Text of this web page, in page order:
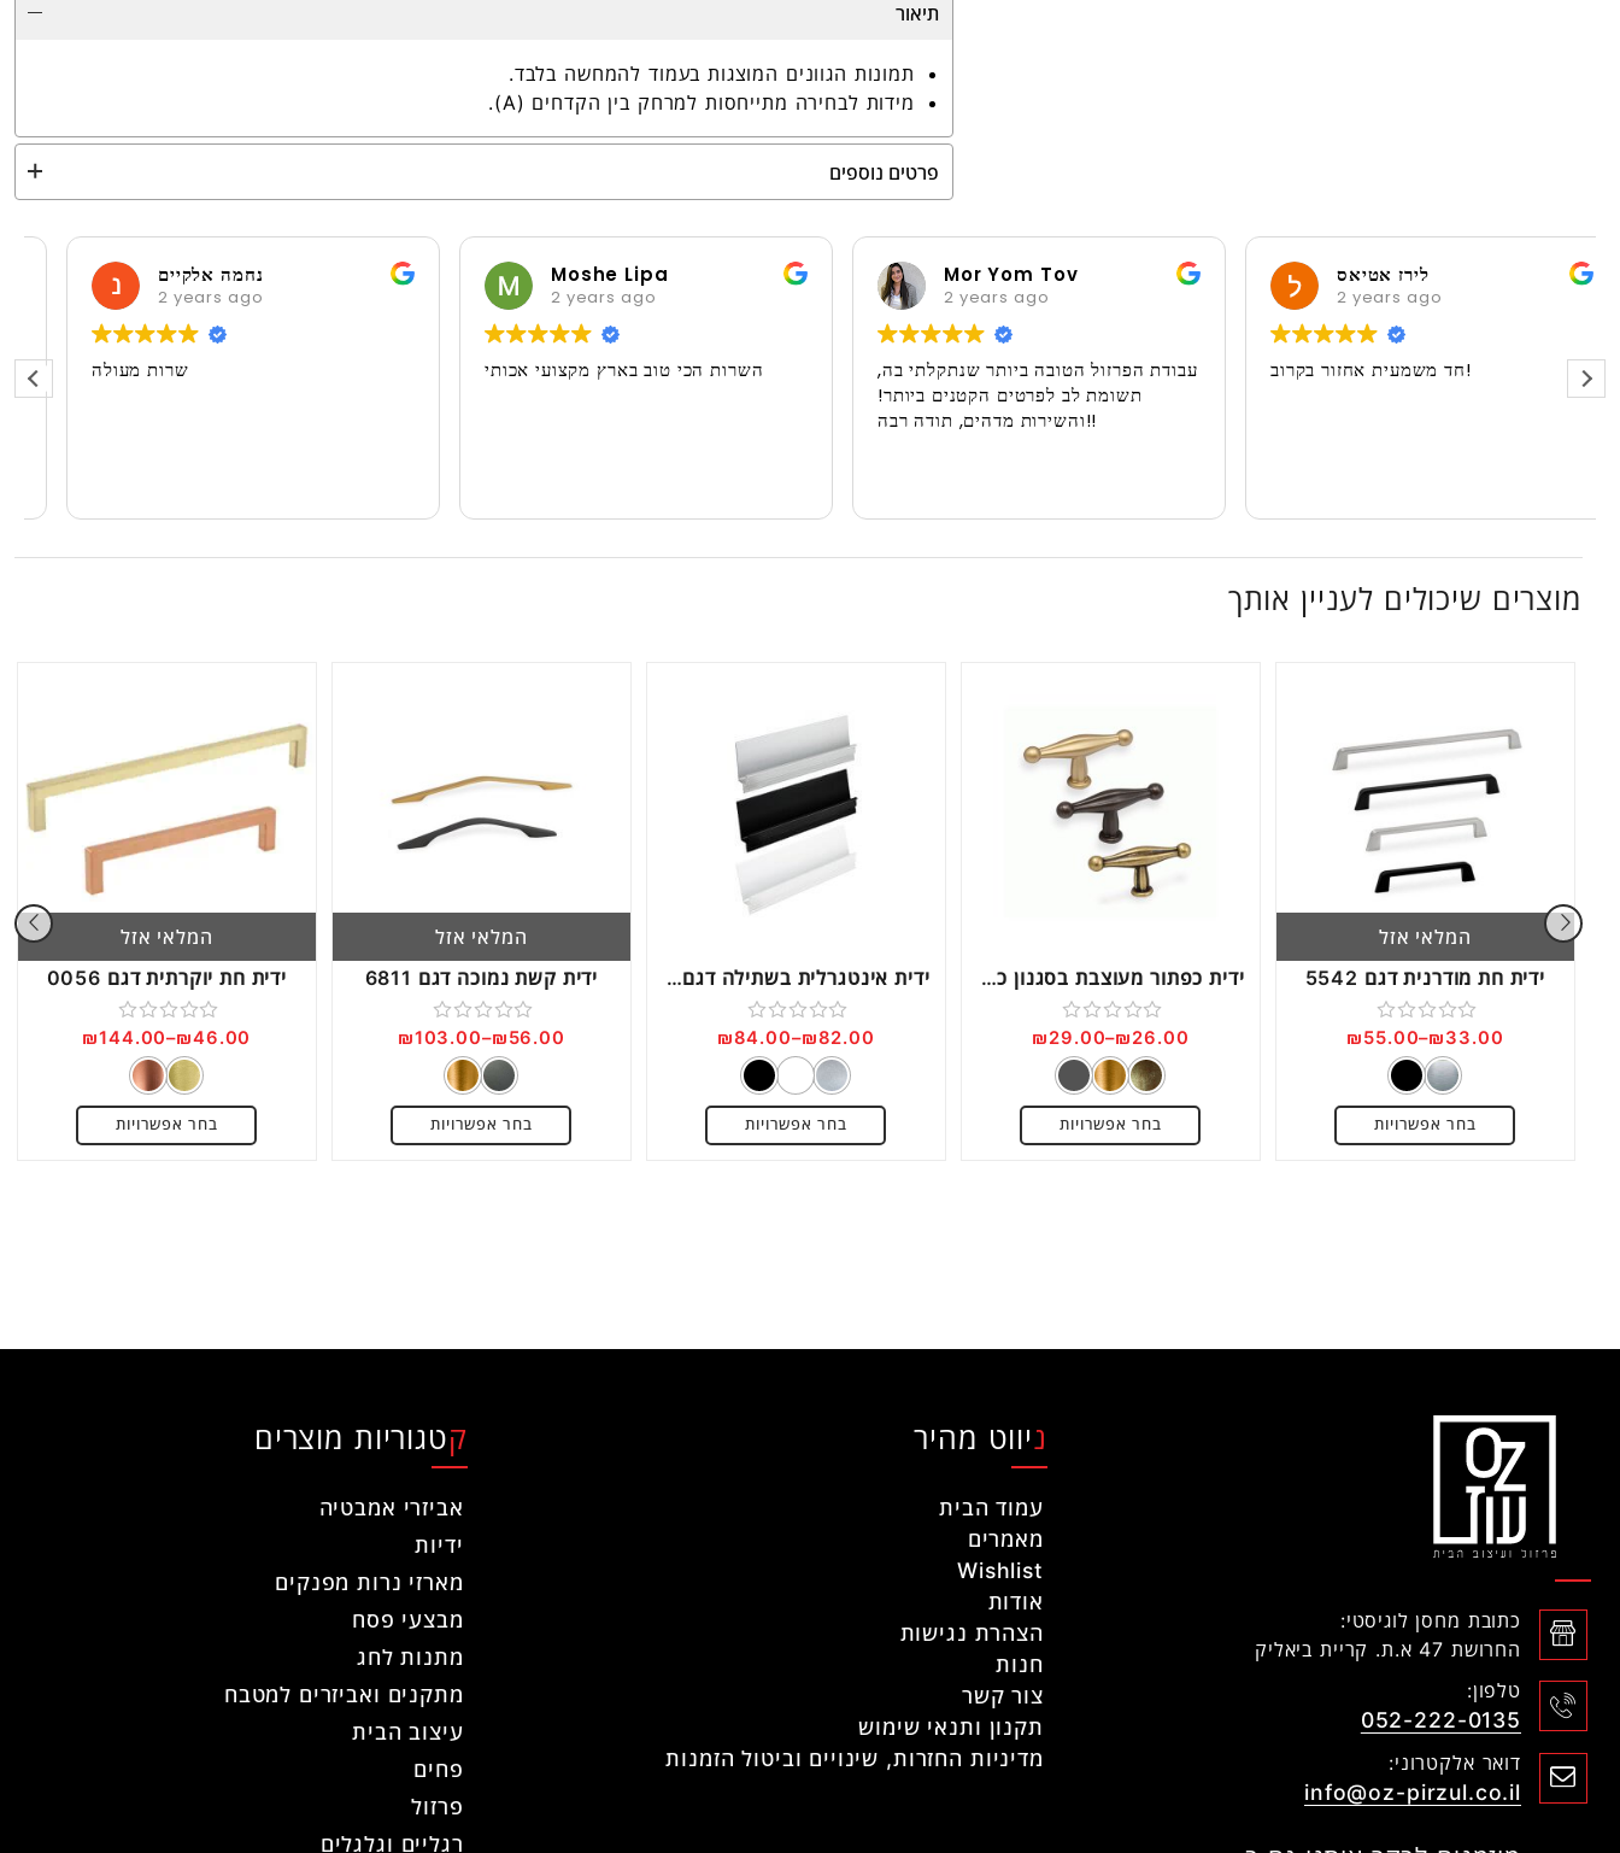
תיאור
תמונות הגוונים המוצגות בעמוד להמחשה בלבד.
מידות לבחירה מתייחסות למרחק בין הקדחים (A).
פרטים נוספים
נחמה אלקיים
2 years ago
שרות מעולה
Moshe Lipa
2 years ago
השרות הכי טוב בארץ מקצועי אכותי
Mor Yom Tov
2 years ago
עבודת הפרזול הטובה ביותר שנתקלתי בה,
תשומת לב לפרטים הקטנים ביותר!
והשירות מדהים, תודה רבה!!
לירז אטיאס
2 years ago
חד משמעית אחזור בקרוב!
מוצרים שיכולים לעניין אותך
המלאי אזל
ידית חת מודרנית דגם 5542
דורג
מתוך
5
₪33.00
–
₪55.00
בחר אפשרויות
ידית כפתור מעוצבת בסגנון כפרי וינטאג’ דגם WP814
דורג
0
מתוך
5
₪26.00
–
₪29.00
בחר אפשרויות
ידית אינטגרלית בשתילה דגם IN1855
דורג
0
מתוך
5
₪82.00
–
₪84.00
בחר אפשרויות
המלאי אזל
ידית קשת נמוכה דגם 6811
דורג
מתוך
5
₪56.00
–
₪103.00
בחר אפשרויות
המלאי אזל
ידית חת יוקרתית דגם 0056
דורג
מתוך
5
₪46.00
–
₪144.00
בחר אפשרויות
כתובת מחסן לוגיסטי:
החרושת 47 א.ת. קריית ביאליק
טלפון:
052-222-0135
דואר אלקטרוני:
info@oz-pirzul.co.il
ניווט מהיר
עמוד הבית
מאמרים
Wishlist
אודות
הצהרת נגישות
חנות
צור קשר
תקנון ותנאי שימוש
מדיניות החזרות, שינויים וביטול הזמנות
קטגוריות מוצרים
אביזרי אמבטיה
ידיות
מארזי נרות מפנקים
מבצעי פסח
מתנות לחג
מתקנים ואביזרים למטבח
עיצוב הבית
פחים
פרזול
רגליים וגלגלים